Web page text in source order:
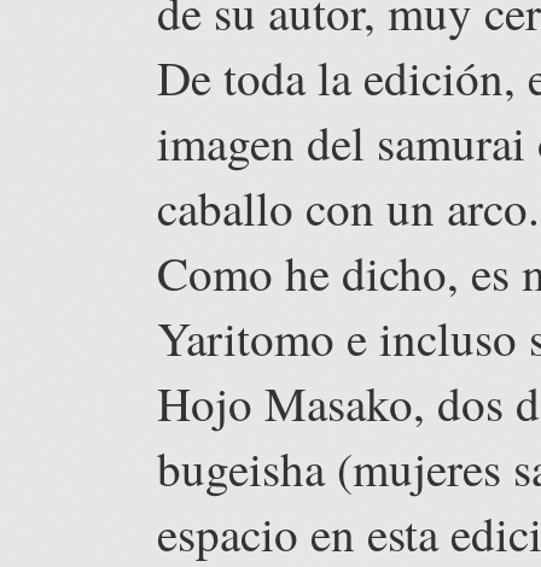
de su autor, muy
De toda la edición,
imagen del
caballo con un arco.
Como he dicho, es
Yaritomo e incluso
Hojo Masako, dos
bugeisha (mujeres
espacio en esta